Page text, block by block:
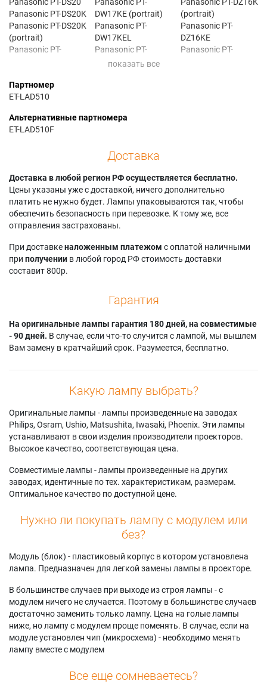
Panasonic PT-DS20K
Panasonic PT-DS20K
(portrait)
Panasonic PT-
DS20KU
Panasonic PT-
Panasonic PT-
DW17E (portrait)
DW17EL (portrait)
Panasonic PT-
DW17K
Panasonic PT-
DW17K (portrait)
DW17KE
DW17KE (portrait)
Panasonic PT-
DW17KEL
Panasonic PT-
DW17KEL (portrait)
Panasonic PT-
DW17KUL (portrait)
DW17U
Panasonic PT-
DW17U (portrait)
Panasonic PT-
DW17UL
DW17UL (portrait)
Panasonic PT-DZ16K
(portrait)
Panasonic PT-
DZ16KE
Panasonic PT-
Panasonic PT-
DZ21KU
Panasonic PT-
SDS20KC
Panasonic PT-
SDZ21KC
Партномер
ET-LAD510
Альтернативные партномера
ET-LAD510F
Доставка
Доставка в любой регион РФ осуществляется бесплатно.
Цены указаны уже с доставкой, ничего дополнительно
платить не нужно будет. Лампы упаковываются так, чтобы
обеспечить безопасность при перевозке. К тому же, все
отправления застрахованы.
При доставкеналоженным платежом с оплатой наличными
при получении в любой город РФ стоимость доставки
составит 800р.
Гарантия
На оригинальные лампы гарантия 180 дней, на совместимые
- 90 дней. В случае, если что-то случится с лампой, мы вышлем
Вам замену в кратчайший срок. Разумеется, бесплатно.
Какую лампу выбрать?
Оригинальные лампы - лампы произведенные на заводах
Philips, Osram, Ushio, Matsushita, Iwasaki, Phoenix. Эти лампы
устанавливают в свои изделия производители проекторов.
Высокое качество, соответствующая цена.
Совместимые лампы - лампы произведенные на других
заводах, идентичные по тех. характеристикам, размерам.
Оптимальное качество по доступной цене.
Нужно ли покупать лампу с модулем или
без?
Модуль (блок) - пластиковый корпус в котором установлена
лампа. Предназначен для легкой замены лампы в проекторе.
В большинстве случаев при выходе из строя лампы - с
модулем ничего не случается. Поэтому в большинстве случаев
достаточно заменить только лампу. Цена на голые лампы
ниже, но лампу с модулем проще поменять. В случае, если на
модуле установлен чип (микросхема) - необходимо менять
лампу вместе с модулем
Все еще сомневаетесь?